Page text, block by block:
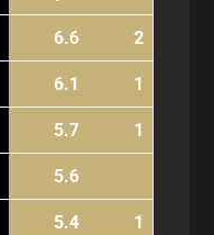
6.6 2
6.1 1
5.7 1
5.6
5.4 1